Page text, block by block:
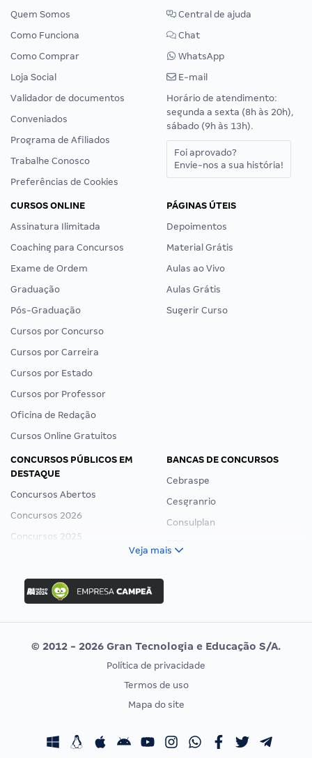
Quem Somos
Como Funciona
Como Comprar
Loja Social
Validador de documentos
Conveniados
Programa de Afiliados
Trabalhe Conosco
Preferências de Cookies
Central de ajuda
Chat
WhatsApp
E-mail
Horário de atendimento:
segunda a sexta (8h às 20h),
sábado (9h às 13h).
Foi aprovado?
Envie-nos a sua história!
CURSOS ONLINE
Assinatura Ilimitada
Coaching para Concursos
Exame de Ordem
Graduação
Pós-Graduação
Cursos por Concurso
Cursos por Carreira
Cursos por Estado
Cursos por Professor
Oficina de Redação
Cursos Online Gratuitos
PÁGINAS ÚTEIS
Depoimentos
Material Grátis
Aulas ao Vivo
Aulas Grátis
Sugerir Curso
CONCURSOS PÚBLICOS EM
DESTAQUE
Concursos Abertos
Concursos 2026
Concursos 2025
Concurso Ibama
Concurso MPU
Editais publicados
BANCAS DE CONCURSOS
Cebraspe
Cesgranrio
Consulplan
Vunesp
CONCURSOS POR PROFISSÃO
Concursos Fiscais
EXAME DE ORDEM
Calendário OAB
Veja mais
© 2012 - 2026 Gran Tecnologia e Educação S/A.
Política de privacidade
Termos de uso
Mapa do site